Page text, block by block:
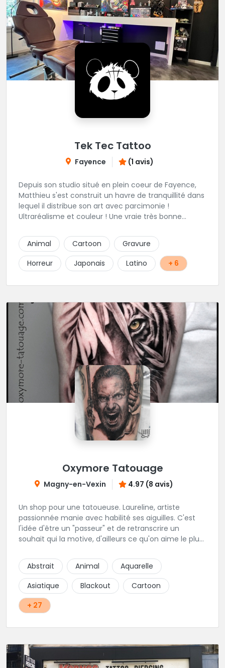
Tek Tec Tattoo
Fayence (1 avis)
Depuis son studio situé en plein coeur de Fayence,
Matthieu s'est construit un havre de tranquillité dans
lequel il distribue son art avec parcimonie !
Ultraréalisme et couleur ! Une vraie très bonne
Animal
Cartoon
Gravure
Horreur
Japonais Latino + 6
Oxymore Tatouage
Magny-en-Vexin 4.97 (8 avis)
Un shop pour une tatoueuse. Laureline, artiste
passionnée manie avec habilité ses aiguilles. C'est
l'idée d'être un "passeur" et de retranscrire un
souhait qui la motive, d'ailleurs ce qu'on aime le plus
néo trad. Une tatoueuse recommandée et à
recommander !
Abstrait Animal
Aquarelle
Asiatique
Blackout
Cartoon
+ 27